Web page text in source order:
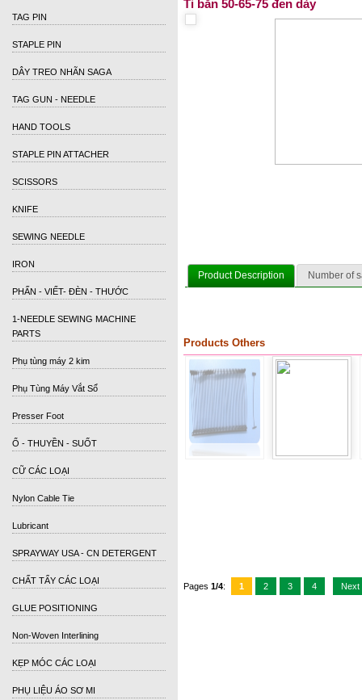
TAG PIN
STAPLE PIN
DÂY TREO NHÃN SAGA
TAG GUN - NEEDLE
HAND TOOLS
STAPLE PIN ATTACHER
SCISSORS
KNIFE
SEWING NEEDLE
IRON
PHẤN - VIẾT- ĐÈN - THƯỚC
1-NEEDLE SEWING MACHINE
PARTS
Phụ tùng máy 2 kim
Phụ Tùng Máy Vắt Sổ
Presser Foot
Ổ - THUYỀN - SUỐT
CỮ CÁC LOẠI
Nylon Cable Tie
Lubricant
SPRAYWAY USA - CN DETERGENT
CHẤT TẨY CÁC LOẠI
GLUE POSITIONING
Non-Woven Interlining
KẸP MÓC CÁC LOẠI
PHỤ LIỆU ÁO SƠ MI
Ti bắn 50-65-75 đen dày
Product Description Number of
Products Others
Pages 1/4: 1 2 3 4 Next